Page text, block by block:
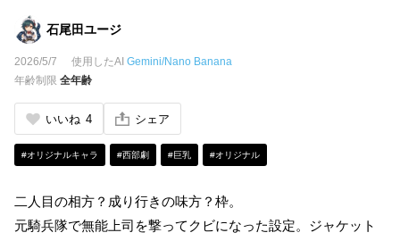
石尾田ユージ
2026/5/7 使用したAI Gemini/Nano Banana
年齢制限 全年齢
いいね 4 シェア
#オリジナルキャラ #西部劇 #巨乳 #オリジナル
二人目の相方？成り行きの味方？枠。
元騎兵隊で無能上司を撃ってクビになった設定。ジャケット